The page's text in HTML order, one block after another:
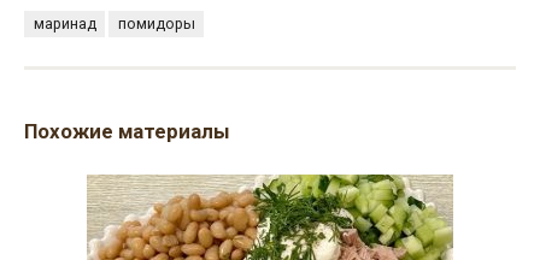
маринад помидоры
Похожие материалы